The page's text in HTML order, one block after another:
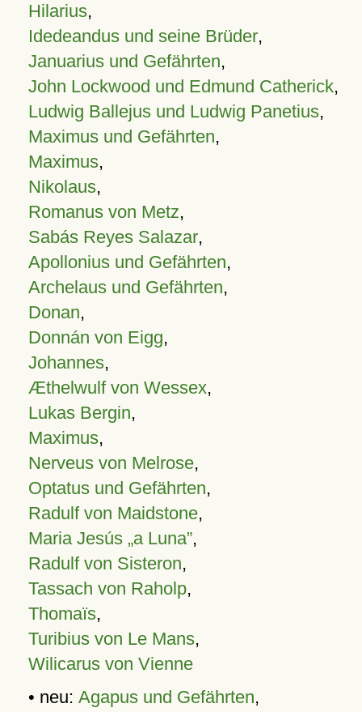
Hilarius,
Idedeandus und seine Brüder,
Januarius und Gefährten,
John Lockwood und Edmund Catherick,
Ludwig Ballejus und Ludwig Panetius,
Maximus und Gefährten,
Maximus,
Nikolaus,
Romanus von Metz,
Sabás Reyes Salazar,
Apollonius und Gefährten,
Archelaus und Gefährten,
Donan,
Donnán von Eigg,
Johannes,
Æthelwulf von Wessex,
Lukas Bergin,
Maximus,
Nerveus von Melrose,
Optatus und Gefährten,
Radulf von Maidstone,
Maria Jesús „a Luna”,
Radulf von Sisteron,
Tassach von Raholp,
Thomaïs,
Turibius von Le Mans,
Wilicarus von Vienne
• neu: Agapus und Gefährten,